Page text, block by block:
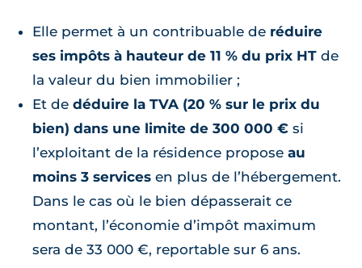
Elle permet à un contribuable de réduire
ses impôts à hauteur de 11 % du prix HT de
la valeur du bien immobilier ;
Et de déduire la TVA (20 % sur le prix du
bien) dans une limite de 300 000 € si
l’exploitant de la résidence propose au
moins 3 services en plus de l’hébergement.
Dans le cas où le bien dépasserait ce
montant, l’économie d’impôt maximum
sera de 33 000 €, reportable sur 6 ans.